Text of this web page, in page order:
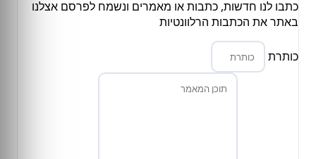
כתבו לנו חדשות, כתבות או מאמרים ונשמח לפרסם אצלנו
באתר את הכתבות הרלוונטיות
כותרת